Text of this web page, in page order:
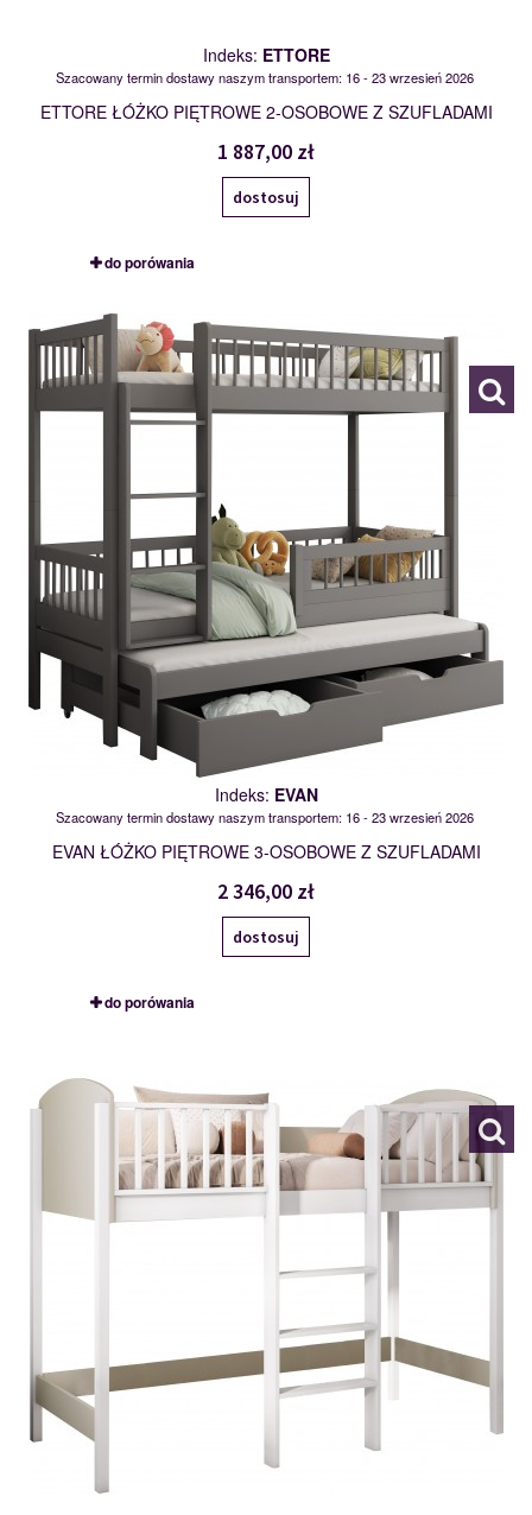
Indeks: ETTORE
Szacowany termin dostawy naszym transportem: 16 - 23 wrzesień 2026
ETTORE ŁÓŻKO PIĘTROWE 2-OSOBOWE Z SZUFLADAMI
1 887,00 zł
dostosuj
do porówania
120362
Indeks: EVAN
Szacowany termin dostawy naszym transportem: 16 - 23 wrzesień 2026
EVAN ŁÓŻKO PIĘTROWE 3-OSOBOWE Z SZUFLADAMI
2 346,00 zł
dostosuj
do porówania